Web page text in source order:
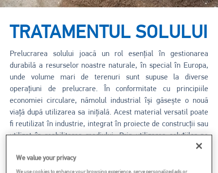
TRATAMENTUL SOLULUI
Prelucrarea solului joacă un rol esențial în gestionarea
durabilă a resurselor noastre naturale, în special în Europa,
unde volume mari de terenuri sunt supuse la diverse
operațiuni de prelucrare. În conformitate cu principiile
economiei circulare, nămolul industrial își găsește o nouă
viață după utilizarea sa inițială. Acest material versatil poate
fi reutilizat în industrie, integrat în proiecte de construcții sau
utilizat în reabilitarea mediului. Prin utilizarea soluțiilor pe
bază de var, nu numai că rezolvăm probleme de mediu
imediate, dar și pregătim terenul pentru un viitor mai durabil.
Acești lianți facilitează transformarea materialelor potențial
We value your privacy
We use cookies to enhance your browsing experience, serve personalized ads or